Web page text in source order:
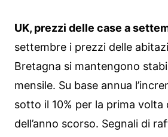
UK, prezzi delle case a
settembre i prezzi delle
Bretagna si mantengono
mensile. Su base annua
sotto il 10% per la prima
dell’anno scorso. Segnali di